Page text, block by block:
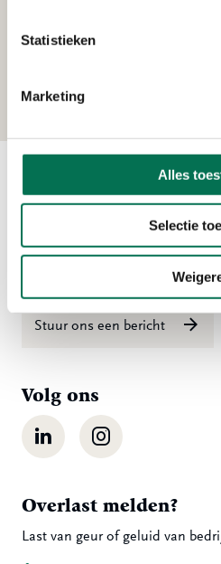
Statistieken
Marketing
Alles
Selectie
Heerenlanden
Contact
Ma t/m vr 08:00 tot 16:30 uur
Stuur ons een bericht
Volg ons
LinkedIn Instagram
Overlast melden?
Last van geur of geluid van